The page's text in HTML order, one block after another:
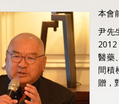
本會
尹先
醫藥
間積
贈，